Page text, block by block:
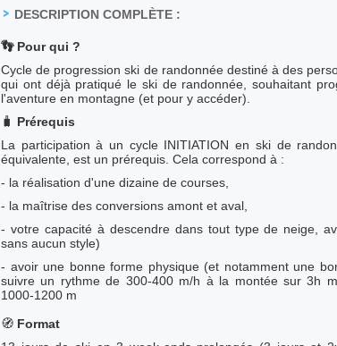
DESCRIPTION COMPLÈTE :
👣 Pour qui ?
Cycle de progression ski de randonnée destiné à des
qui ont déjà pratiqué le ski de randonnée, souhaitant
l'aventure en montagne (et pour y accéder).
🧳 Prérequis
La participation à un cycle INITIATION en ski de
équivalente, est un prérequis. Cela correspond à :
- la réalisation d'une dizaine de courses,
- la maîtrise des conversions amont et aval,
- votre capacité à descendre dans tout type de neige,
sans aucun style)
- avoir une bonne forme physique (et notamment une
suivre un rythme de 300-400 m/h à la montée sur 3h
1000-1200 m
🧭 Format